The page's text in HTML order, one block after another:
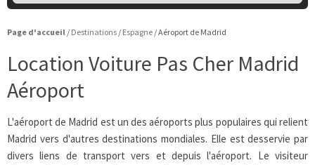
Page d'accueil / Destinations / Espagne /Aéroport de Madrid
Location Voiture Pas Cher Madrid
Aéroport
L'aéroport de Madrid est un des aéroports plus populaires qui relient
Madrid vers d'autres destinations mondiales. Elle est desservie par
divers liens de transport vers et depuis l'aéroport. Le visiteur